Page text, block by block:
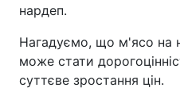
нардеп.
Нагадуємо, що м'ясо на
може стати
суттєве зростання цін.